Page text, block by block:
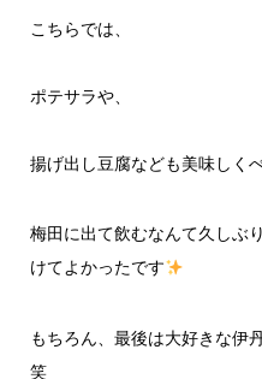
こちらでは、
ポテサラや、
揚げ出し豆腐なども美味しく
梅田に出て飲むなんて久しぶ
けてよかったです
もちろん、最後は大好きな伊
笑